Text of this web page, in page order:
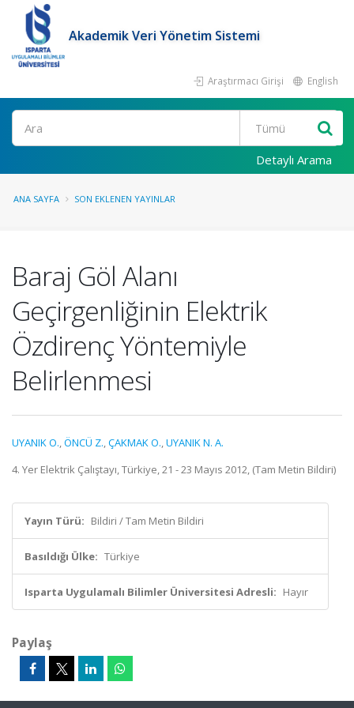
Akademik Veri Yönetim Sistemi
Araştırmacı Girişi English
Ara
Detaylı Arama
ANA SAYFA SON EKLENEN YAYINLAR
Baraj Göl Alanı
Geçirgenliğinin Elektrik
Özdirenç Yöntemiyle
Belirlenmesi
UYANIK O.,ÖNCÜ Z.,ÇAKMAK O.,UYANIK N. A.
4. Yer Elektrik Çalıştayı, Türkiye, 21 - 23 Mayıs 2012, (Tam Metin Bildiri)
Yayın Türü: Bildiri / Tam Metin Bildiri
Basıldığı Ülke: Türkiye
Isparta Uygulamalı Bilimler Üniversitesi Adresli: Hayır
Paylaş